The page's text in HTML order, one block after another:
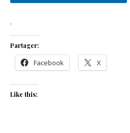
.
Partager:
Facebook X
Like this: